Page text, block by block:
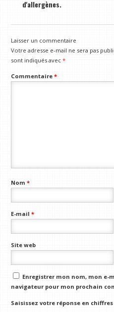
d'allergènes.
Laisser un commentaire
Votre adresse e-mail ne sera pas
sont indiqués avec*
Commentaire*
Nom*
E-mail*
Site web
Enregistrer mon nom, mon e-
navigateur pour mon prochain
Saisissez votre réponse en chiffres